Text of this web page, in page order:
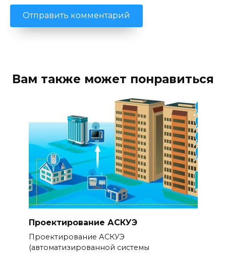
Вам также может понравиться
Проектирование АСКУЭ
Проектирование АСКУЭ
(автоматизированной системы